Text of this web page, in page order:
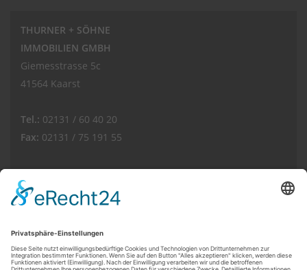
THURNER + SÖHNE
IMMOBILIEN GMBH
Giemesstrasse 5c
41564 Kaarst
Tel.: 02131 / 60 40 20
Fax: 02131 / 75 191 55
E-Mail:
info(at)thurnerimmobilien.de
Web: